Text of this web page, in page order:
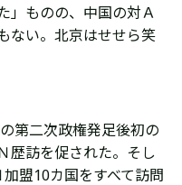
」ものの、中国の対Ａ
ない。北京はせせら笑
第二次政権発足後初の
歴訪を促された。そし
盟10カ国をすべて訪問